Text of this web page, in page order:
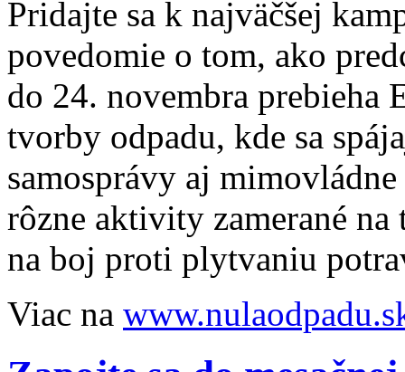
Pridajte sa k najväčšej
povedomie o tom, ako
do 24. novembra prebieha
tvorby odpadu, kde sa
samosprávy aj
rôzne aktivity zamerané
na boj proti plytvaniu
Viac na